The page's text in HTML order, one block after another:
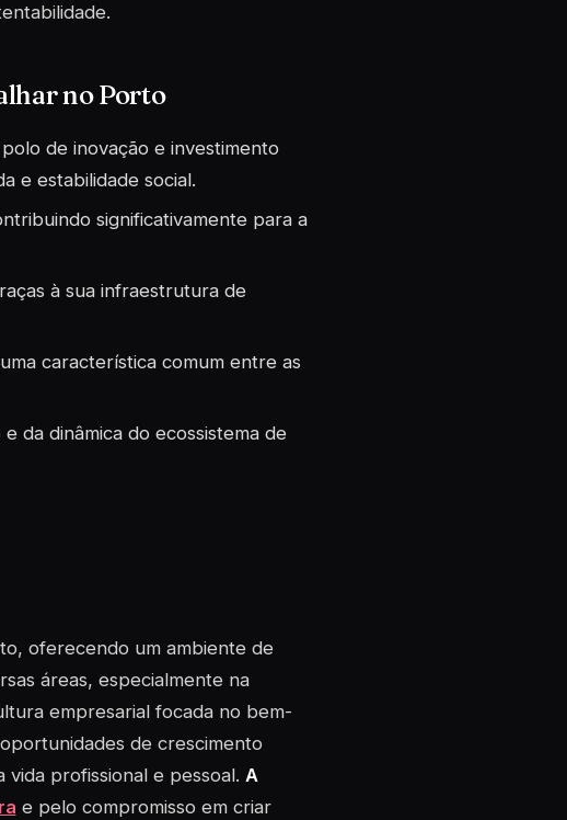
no Porto
de inovação e investimento
e estabilidade social.
significativamente para a
à sua infraestrutura de
característica comum entre as
da dinâmica do ecossistema de
oferecendo um ambiente de
áreas, especialmente na
empresarial focada no bem-
de crescimento
profissional e pessoal. A
e pelo compromisso em criar